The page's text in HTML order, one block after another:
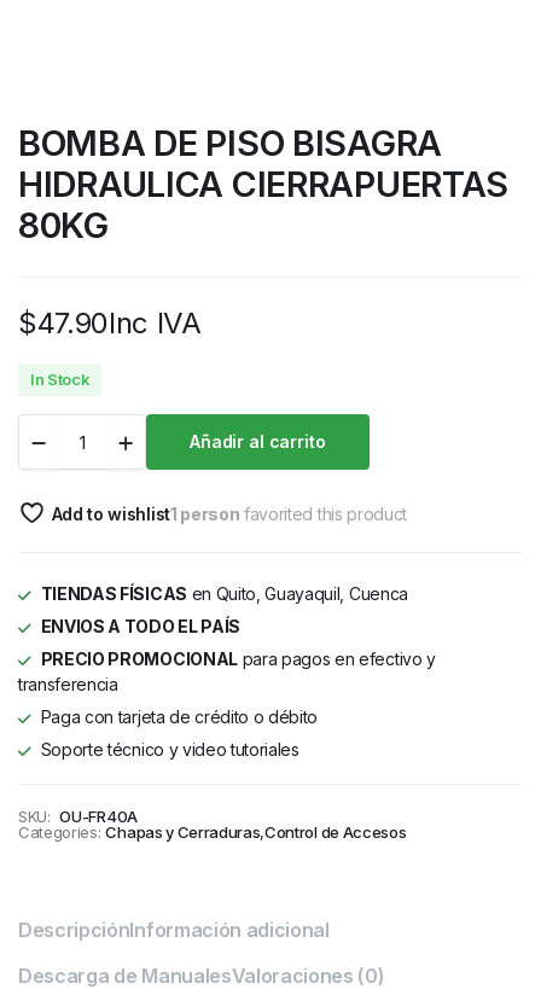
BOMBA DE PISO BISAGRA
HIDRAULICA CIERRAPUERTAS
80KG
$47.90Inc IVA
In Stock
Añadir al carrito
Add to wishlist1 person favorited this product
TIENDAS FÍSICAS en Quito, Guayaquil, Cuenca
ENVIOS A TODO EL PAÍS
PRECIO PROMOCIONALpara pagos en efectivo y
transferencia
Paga con tarjeta de crédito o débito
Soporte técnico y video tutoriales
SKU: OU-FR40A
Categories: Chapas y Cerraduras,Control de Accesos
DescripciónInformación adicional
Descarga de ManualesValoraciones (0)